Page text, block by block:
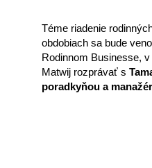
Téme riadenie
obdobiach sa bude
Rodinnom Businesse,
Matwij rozprávať s
poradkyňou a